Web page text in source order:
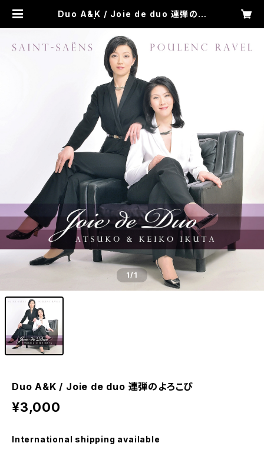
Duo A&K / Joie de duo 連弾のよ
1/1
Duo A&K / Joie de duo 連弾のよろこび
¥3,000
International shipping available